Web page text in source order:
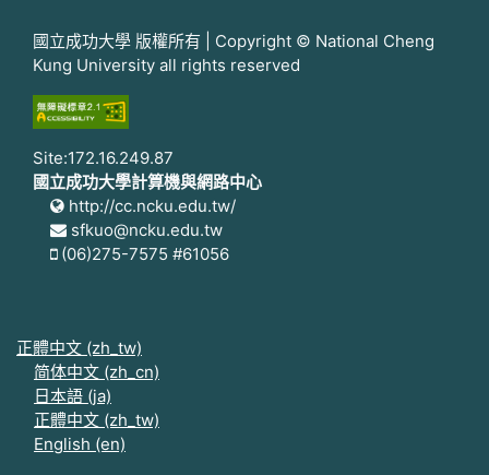
國立成功大學 版權所有 | Copyright © National Cheng
Kung University all rights reserved
Site:172.16.249.87
國立成功大學計算機與網路中心
http://cc.ncku.edu.tw/
sfkuo@ncku.edu.tw
(06)275-7575 #61056
正體中文 ‎(zh_tw)‎
简体中文 ‎(zh_cn)‎
日本語 ‎(ja)‎
正體中文 ‎(zh_tw)‎
English ‎(en)‎